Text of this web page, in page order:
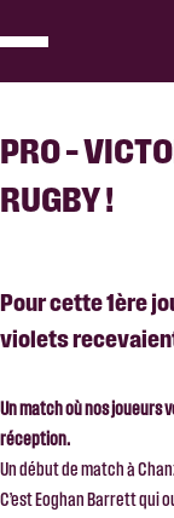
PRO –
RUGBY !
Pour cette 1ère
violets
Un match où nos joueurs
réception.
Un début de match à
C’est Eoghan Barrett qui